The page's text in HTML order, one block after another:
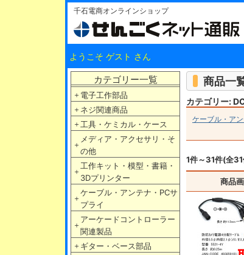
千石電商オンラインショップ
ようこそ ゲスト さん
カテゴリー一覧
＋ 電子工作部品
＋ ネジ関連商品
＋ 工具・ケミカル・ケース
＋
メディア・アクセサリ・そ
の他
＋
工作キット・模型・書籍・
3Dプリンター
＋
ケーブル・アンテナ・PCサ
プライ
＋
アーケードコントローラー
関連製品
＋ ギター・ベース部品
商品一
カテゴリー:
ケーブル・ア
1件～31件(全
商品